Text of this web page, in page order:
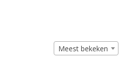
Meest bekeken